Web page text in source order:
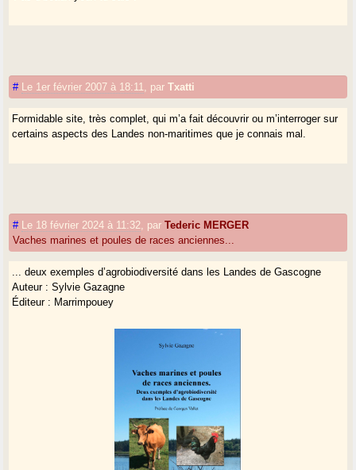
# Le 1er février 2007 à 18:11 parTxatti
Formidable site, très complet, qui m’a fait découvrir ou m’interroger sur
certains aspects des Landes non-maritimes que je connais mal.
# Le 18 février 2024 à 11:32 parTederic MERGER
Vaches marines et poules de races anciennes...
... deux exemples d’agrobiodiversité dans les Landes de Gascogne
Auteur : Sylvie Gazagne
Éditeur : Marrimpouey